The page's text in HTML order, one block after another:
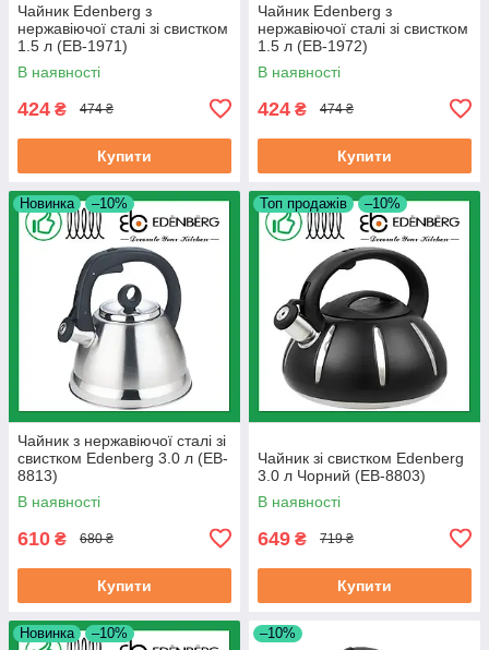
Чайник Edenberg з
нержавіючої сталі зі свистком
1.5 л (EB-1971)
В наявності
424 ₴ 474 ₴
Купити
Чайник Edenberg з
нержавіючої сталі зі свистком
1.5 л (EB-1972)
В наявності
424 ₴ 474 ₴
Купити
Новинка –10%
Чайник з нержавіючої сталі зі
свистком Edenberg 3.0 л (EB-
8813)
В наявності
610 ₴ 680 ₴
Купити
Топ продажів –10%
Чайник зі свистком Edenberg
3.0 л Чорний (EB-8803)
В наявності
649 ₴ 719 ₴
Купити
Новинка –10% –10%